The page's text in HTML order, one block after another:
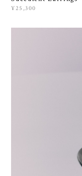
¥25,300